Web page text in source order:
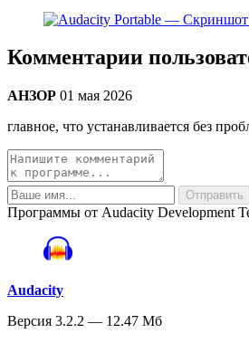
Комментарии
АНЗОР 01 мая 2026
главное, что устанавливается без
Программы от Audacity Development
Audacity
Версия 3.2.2 — 12.47 Мб